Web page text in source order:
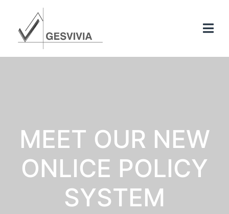
MEET OUR NEW
ONLICE POLICY
SYSTEM